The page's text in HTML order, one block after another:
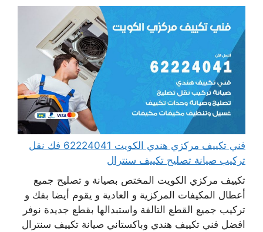
فني تكييف مركزي هندي الكويت 62224041 فك نقل
تركيب صيانة تصليح تكييف سنترال
تكييف مركزي الكويت المختص بصيانة و تصليح جميع
أعطال المكيفات المركزية و العادية و يقوم أيضا بفك و
تركيب جميع القطع التالفة واستبدالها بقطع جديدة نوفر
افضل فني تكييف هندي وباكستاني صيانة تكييف سنترال